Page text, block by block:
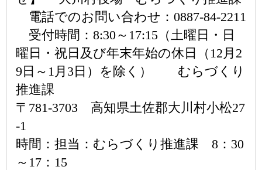
電話でのお問い合わせ：0887-84-2211
受付時間：8:30～17:15（土曜日・日
曜日・祝日及び年末年始の休日（12月2
9日～1月3日）を除く） むらづくり
推進課
〒781-3703 高知県土佐郡大川村小松27
-1
時間：担当：むらづくり推進課 8：30
～17：15